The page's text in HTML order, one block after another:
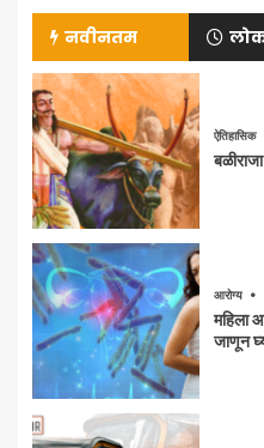
नवीनतम
ऐतिहासिक
आरोग्य
महिला
जाणून